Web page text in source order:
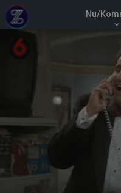
Nu/
keyboard_arrow_down